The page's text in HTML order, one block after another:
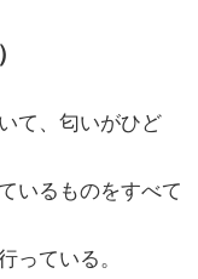
て、匂いがひど
いるものをすべて
っている。